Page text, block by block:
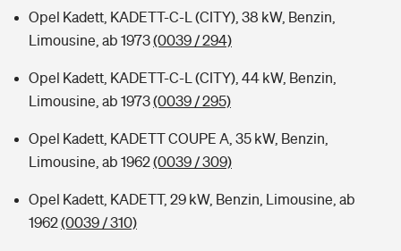
Opel Kadett, KADETT-C-L (CITY), 38 kW, Benzin,
Limousine, ab 1973(0039 / 294)
Opel Kadett, KADETT-C-L (CITY), 44 kW, Benzin,
Limousine, ab 1973(0039 / 295)
Opel Kadett, KADETT COUPE A, 35 kW, Benzin,
Limousine, ab 1962(0039 / 309)
Opel Kadett, KADETT, 29 kW, Benzin, Limousine, ab
1962(0039 / 310)